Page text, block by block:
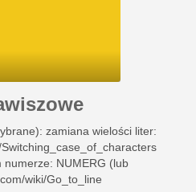
zamiana wielości liter:
numerze: NUMERG (lub
wiki/Go_to_line